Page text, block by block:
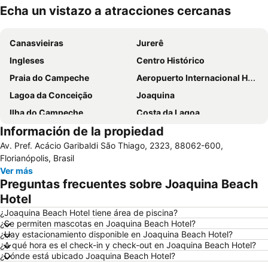
Echa un vistazo a atracciones cercanas
Canasvieiras
Jurerê
Ingleses
Centro Histórico
Praia do Campeche
Aeropuerto Internacional Hercílio Luz
Lagoa da Conceição
Joaquina
Ilha do Campeche
Costa da Lagoa
Ribeirão da Ilha
Ponta das Canas
Santo Antônio de Lisboa
Museu do Homem do Sambaqui
Catedral Metropolitana
Lagoinha do Leste
Parque Municipal da Lagoa do Peri
Mole
Mercado Público
Fortaleza de São José da Ponta Grossa
Centro Integrado de Cultura
Moçambique
Álvaro de Carvalho Theater
Fortaleza Santo Antônio de Ratones
Información de la propiedad
Av. Pref. Acácio Garibaldi São Thiago, 2323, 88062-600,
Florianópolis, Brasil
Ver más
Preguntas frecuentes sobre Joaquina Beach
Hotel
¿Joaquina Beach Hotel tiene área de piscina?
¿Se permiten mascotas en Joaquina Beach Hotel?
¿Hay estacionamiento disponible en Joaquina Beach Hotel?
¿A qué hora es el check-in y check-out en Joaquina Beach Hotel?
¿Dónde está ubicado Joaquina Beach Hotel?